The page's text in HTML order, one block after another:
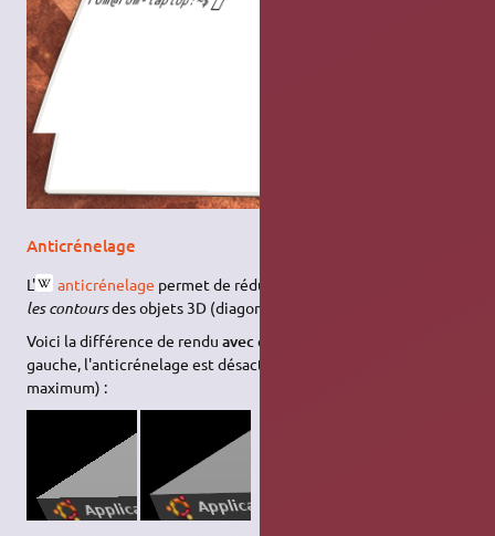
Anticrénelage
L' anticrénelage permet de réduire les effets d'escalier
les contoursdes objets 3D (diagonales).
Voici la différence de renduavecet
gauche, l'anticrénelage est désactivé, à droite, il est activé au
maximum) :